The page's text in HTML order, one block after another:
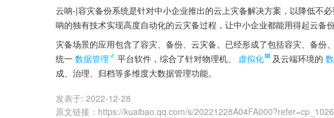
云呐-|容灾备份系统是针对中小企业推出的云上灾备解决方案，以降低不
呐的独有技术实现高度自动化的云灾备过程，让中小企业都能用得起云备份
灾备场景的应用包含了容灾、备份、云灾备。已经形成了包括容灾、备份、
统一 数据管理 平台软件，综合了针对物理机、 虚拟化 及云端环境的
成、治理、归档等多维度大数据管理功能。
发表于: 2022-12-28
原文链接 ： https://kuaibao.qq.com/s/20221228A04FA000?refer=cp_1026